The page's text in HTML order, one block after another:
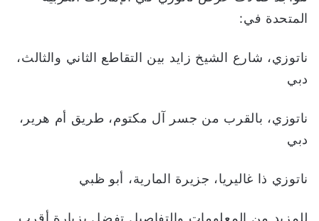
المتحدة في:
ناتوزي، شارع الشيخ زايد بين التقاطع الثاني والثالث،
دبي
ناتوزي، بالقرب من جسر آل مكتوم، طريق أم هرير،
دبي
ناتوزي ذا غاليريا، جزيرة المارية، أبو ظبي
للمزيد من المعلومات والتفاصيل تفضل بزيارة أقرب